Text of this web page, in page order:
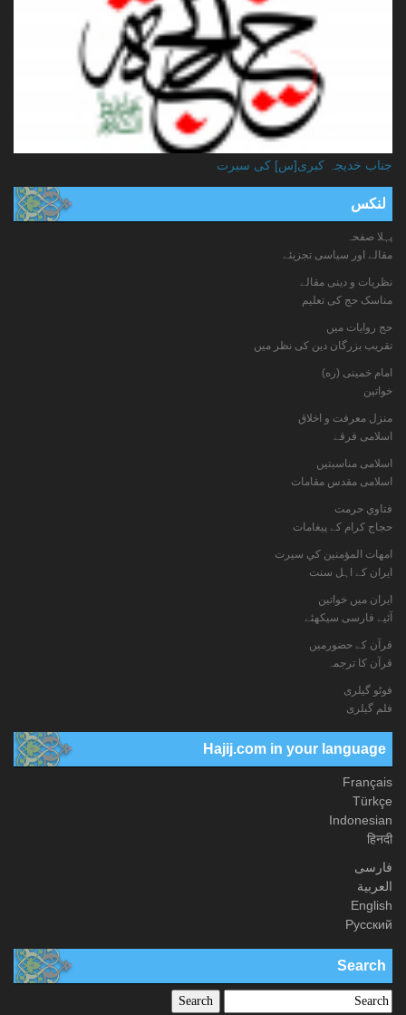
جناب خدیجہ کبری[س] کی سیرت
لنکس
پہلا صفحہ
مقالے اور سیاسی تجزیئے
نظریات و دینی مقالے
مناسک حج کی تعلیم
حج روایات میں
تقریب بزرگان دین کی نظر میں
امام خمینی (ره)
خواتين
منزل معرفت و اخلاق
اسلامی فرقے
اسلامی مناسبتیں
اسلامی مقدس مقامات
فتاوي حرمت
حجاج کرام کے پیغامات
امهات المؤمنين كي سيرت
ایران کے اہل سنت
ایران میں خواتین
آئیے فارسی سیکھئے
قرآن کے حضورمیں
قرآن کا ترجمہ
فوٹو گيلری
فلم گیلری
Hajij.com in your language
Français
Türkçe
Indonesian
हिनदी
فارسی
العربیة
English
Русский
Search